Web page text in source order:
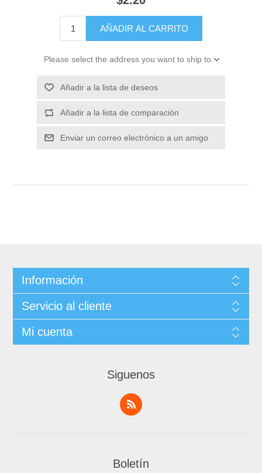
Please select the address you want to ship to
Información
Servicio al cliente
Mi cuenta
Siguenos
Boletín